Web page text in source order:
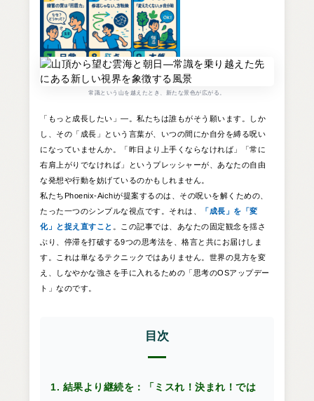
常識という山を越えたとき、新たな景色が広がる。
「もっと成長したい」—。私たちは誰もがそう願います。しか
し、その「成長」という言葉が、いつの間にか自分を縛る呪い
になっていませんか。「昨日より上手くならなければ」「常に
右肩上がりでなければ」というプレッシャーが、あなたの自由
な発想や行動を妨げているのかもしれません。
私たちPhoenix-Aichiが提案するのは、その呪いを解くための、
たった一つのシンプルな視点です。それは、
「成長」を「変
化」と捉え直すこと 。この記事では、あなたの固定観念を揺さ
ぶり、停滞を打破する9つの思考法を、格言と共にお届けしま
す。これは単なるテクニックではありません。世界の見方を変
え、しなやかな強さを手に入れるための「思考のOSアップデー
ト」なのです。
目次
1. 結果より継続を：「ミスれ！決まれ！では